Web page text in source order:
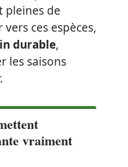
pleines de
vers ces espèces,
durable,
les saisons
vraiment